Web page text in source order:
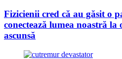
Fizicienii cred că au găsit o
conectează lumea noastră la
ascunsă